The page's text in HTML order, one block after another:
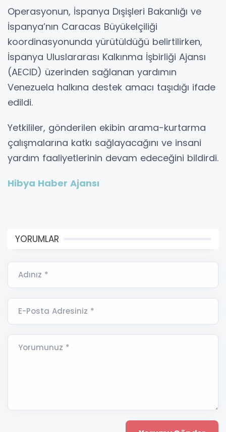
Operasyonun, İspanya Dışişleri Bakanlığı ve
İspanya’nın Caracas Büyükelçiliği
koordinasyonunda yürütüldüğü belirtilirken,
İspanya Uluslararası Kalkınma İşbirliği Ajansı
(AECID) üzerinden sağlanan yardımın
Venezuela halkına destek amacı taşıdığı ifade
edildi.
Yetkililer, gönderilen ekibin arama-kurtarma
çalışmalarına katkı sağlayacağını ve insani
yardım faaliyetlerinin devam edeceğini bildirdi.
Hibya Haber Ajansı
YORUMLAR
Adınız *
E-Posta Adresiniz *
Yorumunuz *